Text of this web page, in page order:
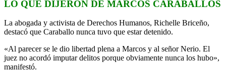
LO QUE DIJERON DE MARCOS CARABALLOS
La abogada y activista de Derechos Humanos, Richelle Briceño,
destacó que Caraballo nunca tuvo que estar detenido.
«Al parecer se le dio libertad plena a Marcos y al señor Nerio. El
juez no acordó imputar delitos porque obviamente nunca los hubo»,
manifestó.